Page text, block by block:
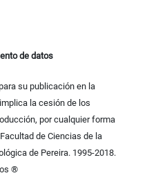
de datos
su publicación en la
la cesión de los
por cualquier forma
de Ciencias de la
de Pereira. 1995-2018.
®